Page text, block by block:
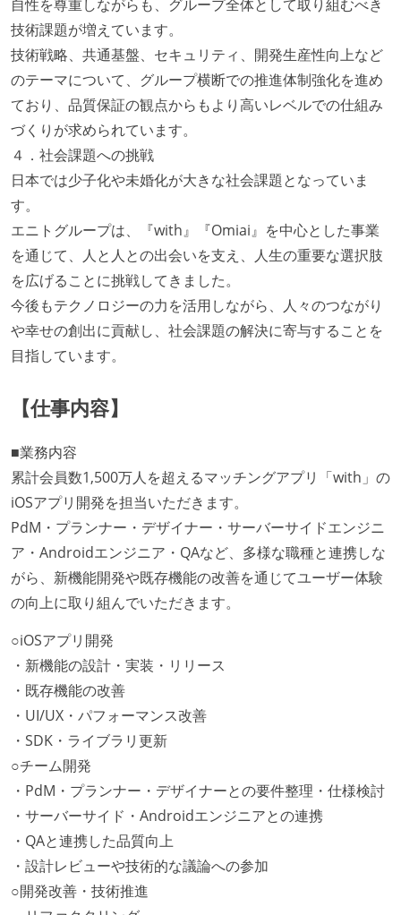
自性を尊重しながらも、グループ全体として取り組むべき
技術課題が増えています。
技術戦略、共通基盤、セキュリティ、開発生産性向上など
のテーマについて、グループ横断での推進体制強化を進め
ており、品質保証の観点からもより高いレベルでの仕組み
づくりが求められています。
４．社会課題への挑戦
日本では少子化や未婚化が大きな社会課題となっていま
す。
エニトグループは、『with』『Omiai』を中心とした事業
を通じて、人と人との出会いを支え、人生の重要な選択肢
を広げることに挑戦してきました。
今後もテクノロジーの力を活用しながら、人々のつながり
や幸せの創出に貢献し、社会課題の解決に寄与することを
目指しています。
【仕事内容】
■業務内容
累計会員数1,500万人を超えるマッチングアプリ「with」の
iOSアプリ開発を担当いただきます。
PdM・プランナー・デザイナー・サーバーサイドエンジニ
ア・Androidエンジニア・QAなど、多様な職種と連携しな
がら、新機能開発や既存機能の改善を通じてユーザー体験
の向上に取り組んでいただきます。
○iOSアプリ開発
・新機能の設計・実装・リリース
・既存機能の改善
・UI/UX・パフォーマンス改善
・SDK・ライブラリ更新
○チーム開発
・PdM・プランナー・デザイナーとの要件整理・仕様検討
・サーバーサイド・Androidエンジニアとの連携
・QAと連携した品質向上
・設計レビューや技術的な議論への参加
○開発改善・技術推進